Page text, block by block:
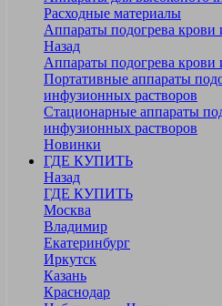
Расходные материалы
Аппараты подогрева
Назад
Аппараты подогрева
Портативные аппараты
инфузионных растворов
Стационарные аппараты
инфузионных растворов
Новинки
ГДЕ КУПИТЬ
Назад
ГДЕ КУПИТЬ
Москва
Владимир
Екатеринбург
Иркутск
Казань
Краснодар